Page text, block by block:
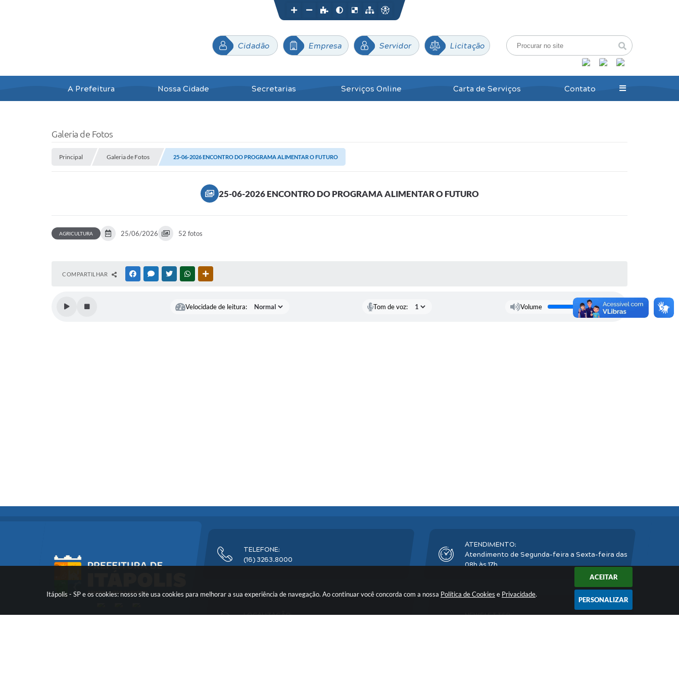
Itápolis - SP e os cookies: nosso site usa cookies para melhorar a sua experiência de navegação. Ao continuar você concorda com a nossa Política de Cookies e Privacidade.
ACEITAR
PERSONALIZAR
Cidadão Empresa Servidor Licitação
A Prefeitura Nossa Cidade Secretarias Serviços Online Carta de Serviços Contato
Galeria de Fotos
Principal Galeria de Fotos 25-06-2026 ENCONTRO DO PROGRAMA ALIMENTAR O FUTURO
25-06-2026 ENCONTRO DO PROGRAMA ALIMENTAR O FUTURO
AGRICULTURA 25/06/2026 52 fotos
COMPARTILHAR FACEBOOKMESSENGER
TWITTERWHATSAPP
Velocidade de leitura: Tom de voz: Volume
TELEFONE:
(16) 3263.8000
ATENDIMENTO:
Atendimento de Segunda-feira a Sexta-feira das
08h às 17h
LOCALIZAÇÃO:
NEWSLETTER: